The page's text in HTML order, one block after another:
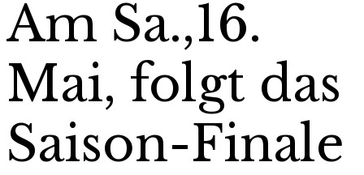
Am Sa.,16.
Mai, folgt das
Saison-Finale